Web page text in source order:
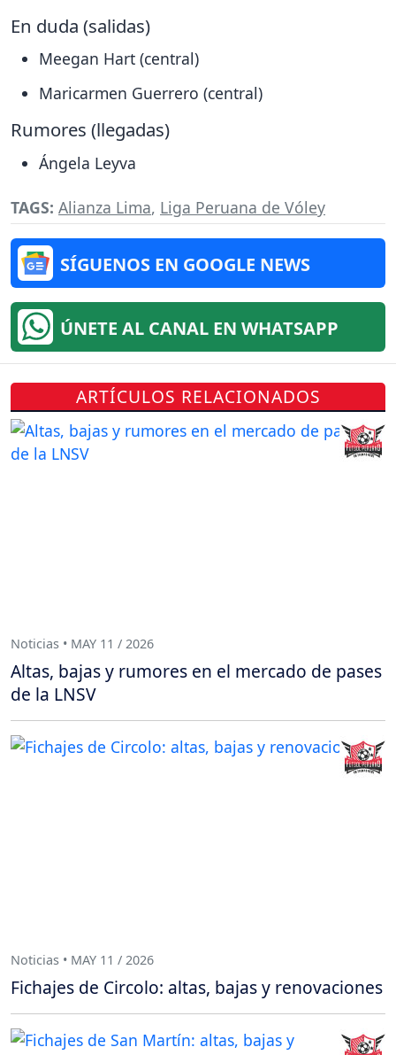
En duda (salidas)
Meegan Hart (central)
Maricarmen Guerrero (central)
Rumores (llegadas)
Ángela Leyva
TAGS: Alianza Lima, Liga Peruana de Vóley
SÍGUENOS EN GOOGLE NEWS
ÚNETE AL CANAL EN WHATSAPP
ARTÍCULOS RELACIONADOS
Noticias • MAY 11 / 2026
Altas, bajas y rumores en el mercado de pases
de la LNSV
Noticias • MAY 11 / 2026
Fichajes de Circolo: altas, bajas y renovaciones